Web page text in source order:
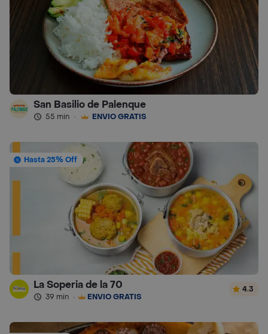
San Basilio de Palenque
55 min · ENVÍO GRATIS
Hasta 25% Off
La Soperia de la 70
39 min · ENVÍO GRATIS
4.3